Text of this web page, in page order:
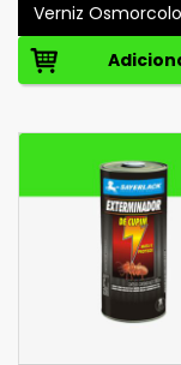
Verniz